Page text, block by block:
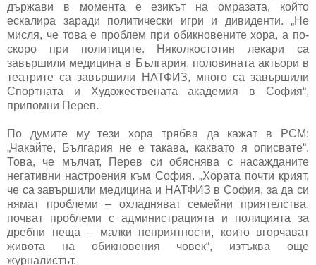
държави в момента е езикът на омразата, който
ескалира заради политически игри и дивиденти. „Не
мисля, че това е проблем при обикновените хора, а по-
скоро при политиците. Няколкостотин лекари са
завършили медицина в България, половината актьори в
театрите са завършили НАТФИЗ, много са завършили
Спортната и Художествената академия в София“,
припомни Перев.
По думите му тези хора трябва да кажат в РСМ:
„Чакайте, България не е такава, каквато я описвате“.
Това, че мълчат, Перев си обяснява с насажданите
негативни настроения към София. „Хората почти крият,
че са завършили медицина и НАТФИЗ в София, за да си
нямат проблеми – охладняват семейни приятелства,
почват проблеми с администрацията и полицията за
дребни неща – малки неприятности, които вгорчават
живота на обикновения човек“, изтъква още
журналистът.